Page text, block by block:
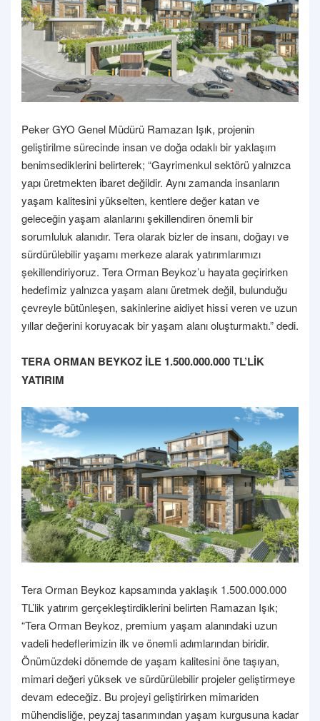
Peker GYO Genel Müdürü Ramazan Işık, projenin
geliştirilme sürecinde insan ve doğa odaklı bir yaklaşım
benimsediklerini belirterek; “Gayrimenkul sektörü yalnızca
yapı üretmekten ibaret değildir. Aynı zamanda insanların
yaşam kalitesini yükselten, kentlere değer katan ve
geleceğin yaşam alanlarını şekillendiren önemli bir
sorumluluk alanıdır. Tera olarak bizler de insanı, doğayı ve
sürdürülebilir yaşamı merkeze alarak yatırımlarımızı
şekillendiriyoruz. Tera Orman Beykoz’u hayata geçirirken
hedefimiz yalnızca yaşam alanı üretmek değil, bulunduğu
çevreyle bütünleşen, sakinlerine aidiyet hissi veren ve uzun
yıllar değerini koruyacak bir yaşam alanı oluşturmaktı.” dedi.
TERA ORMAN BEYKOZ İLE 1.500.000.000 TL’LİK
YATIRIM
Tera Orman Beykoz kapsamında yaklaşık 1.500.000.000
TL’lik yatırım gerçekleştirdiklerini belirten Ramazan Işık;
“Tera Orman Beykoz, premium yaşam alanındaki uzun
vadeli hedeflerimizin ilk ve önemli adımlarından biridir.
Önümüzdeki dönemde de yaşam kalitesini öne taşıyan,
mimari değeri yüksek ve sürdürülebilir projeler geliştirmeye
devam edeceğiz. Bu projeyi geliştirirken mimariden
mühendisliğe, peyzaj tasarımından yaşam kurgusuna kadar